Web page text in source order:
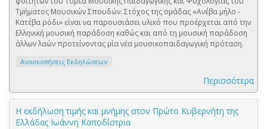
Τμήματος Μουσικών Σπουδών. Στόχος της ομάδας «Ανέβα μήλο -
Κατέβα ρόδι» είναι να παρουσιάσει υλικό που προέρχεται από την
Ελληνική μουσική παράδοση καθώς και από τη μουσική παράδοση
άλλων λαών προτείνοντας μία νέα μουσικοπαιδαγωγική πρόταση.
Ανασκοπήσεις Εκδηλώσεων
Περισσότερα
Η εκδήλωση τιμής και μνήμης στον Πρώτο Κυβερνήτη της
Ελλάδας Ιωάννη Καποδίστρια